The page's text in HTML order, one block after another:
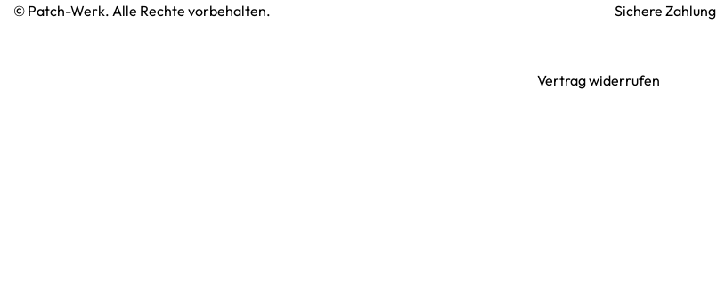
© Patch-Werk. Alle Rechte vorbehalten. Sichere Zahlung
Vertrag widerrufen